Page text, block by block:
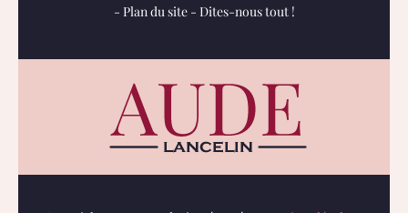
- Plan du site- Dites-nous tout !